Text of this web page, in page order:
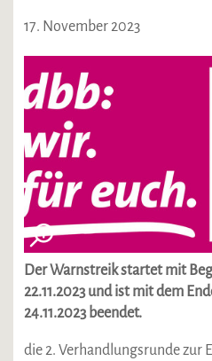
17. November 2023
Der Warnstreik startet mit
22.11.2023 und ist mit dem
24.11.2023 beendet.
die 2. Verhandlungsrunde zur